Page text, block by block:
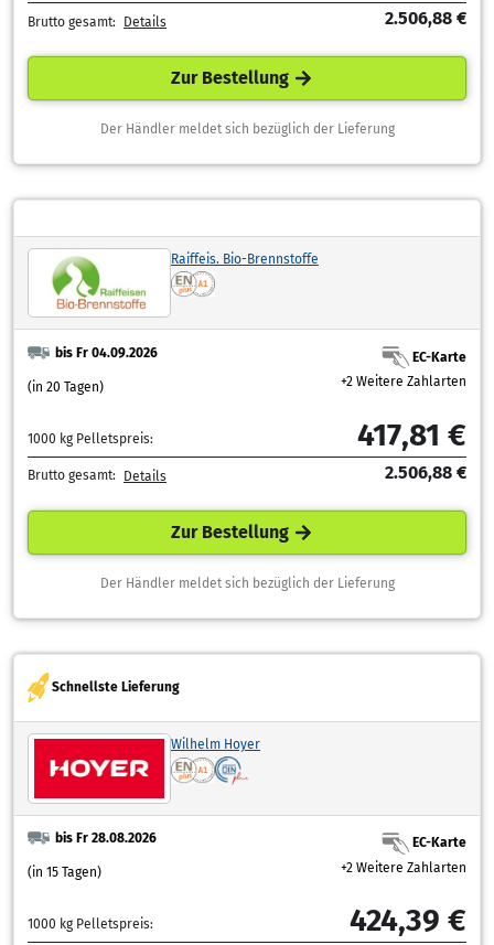
Brutto gesamt: Details 2.506,88 €
Zur Bestellung
Der Händler meldet sich bezüglich der Lieferung
Raiffeis. Bio-Brennstoffe
bis Fr 04.09.2026
(in 20 Tagen)
EC-Karte
+2 Weitere Zahlarten
1000 kg Pelletspreis: 417,81 €
Brutto gesamt: Details 2.506,88 €
Zur Bestellung
Der Händler meldet sich bezüglich der Lieferung
Schnellste Lieferung
Wilhelm Hoyer
bis Fr 28.08.2026
(in 15 Tagen)
EC-Karte
+2 Weitere Zahlarten
1000 kg Pelletspreis: 424,39 €